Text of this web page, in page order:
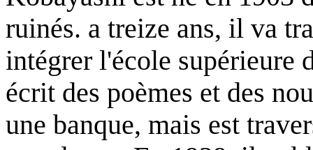
ruinés. a treize ans, il va
intégrer l'école supérieure
écrit des poèmes et des
une banque, mais est